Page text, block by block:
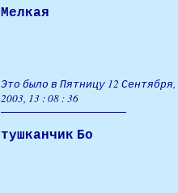
Мелкая
Это было в Пятницу 12 Сентября,
2003, 13 : 08 : 36
тушканчик Бо